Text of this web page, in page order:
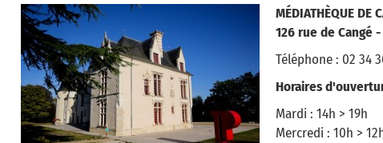
MÉDIATHÈQUE DE
126 rue de Cangé
Téléphone : 02 34
Horaires
Mardi : 14h > 19h
Mercredi : 10h >